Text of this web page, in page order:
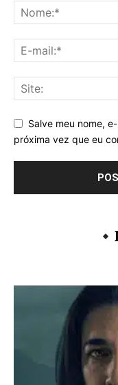
Salve meu nome,
próxima vez que eu